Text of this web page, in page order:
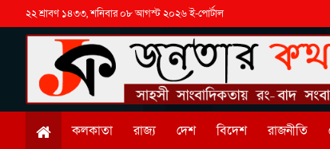
২২ শ্রাবণ ১৪৩৩, শনিবার ০৮ আগস্ট ২০২৬ ই-পোর্টাল
কলকাতা রাজ্য দেশ বিদেশ রাজনীতি